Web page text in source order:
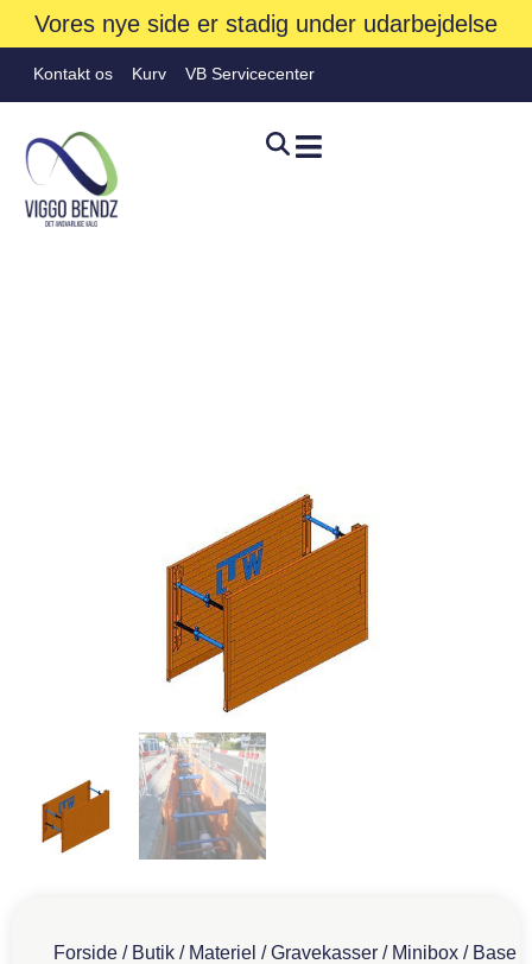
Vores nye side er stadig under udarbejdelse
Kontakt os Kurv VB Servicecenter
Forside / Butik / Materiel /Gravekasser / Minibox / Base